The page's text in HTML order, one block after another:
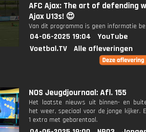
AFC Ajax: The art of defending
Ajax U13s! 😍
Van dit programma is geen informatie
04-06-2025 19:04
YouTube
Voetbal.TV
Alle afleveringen
NOS Jeugdjournaal: Afl. 155
Het laatste nieuws uit binnen- en
het weer, speciaal voor de jonge kijker.
1 extra met gebarentaal.